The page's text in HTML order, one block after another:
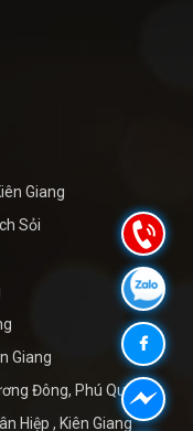
Giang
Sỏi
Giang
Đông, Phú Quốc
Hiệp , Kiên Giang